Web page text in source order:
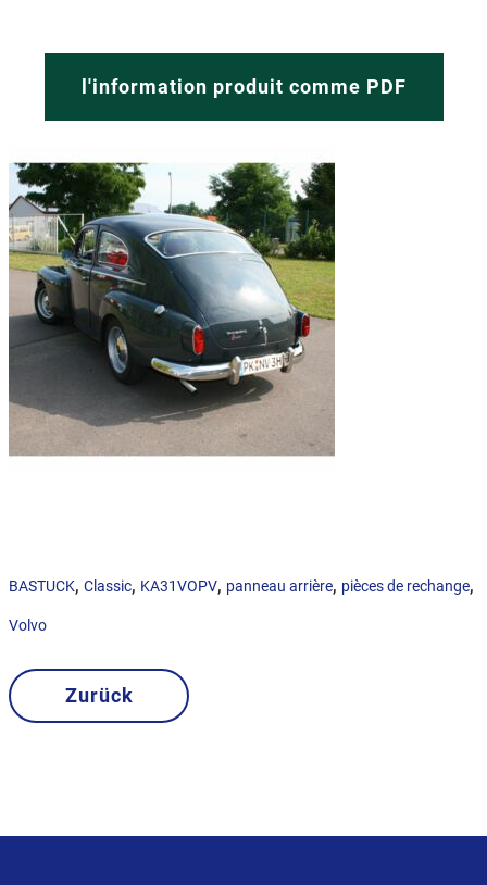
l'information produit comme PDF
BASTUCK, Classic, KA31VOPV, panneau arrière, pièces de rechange,
Volvo
Zurück